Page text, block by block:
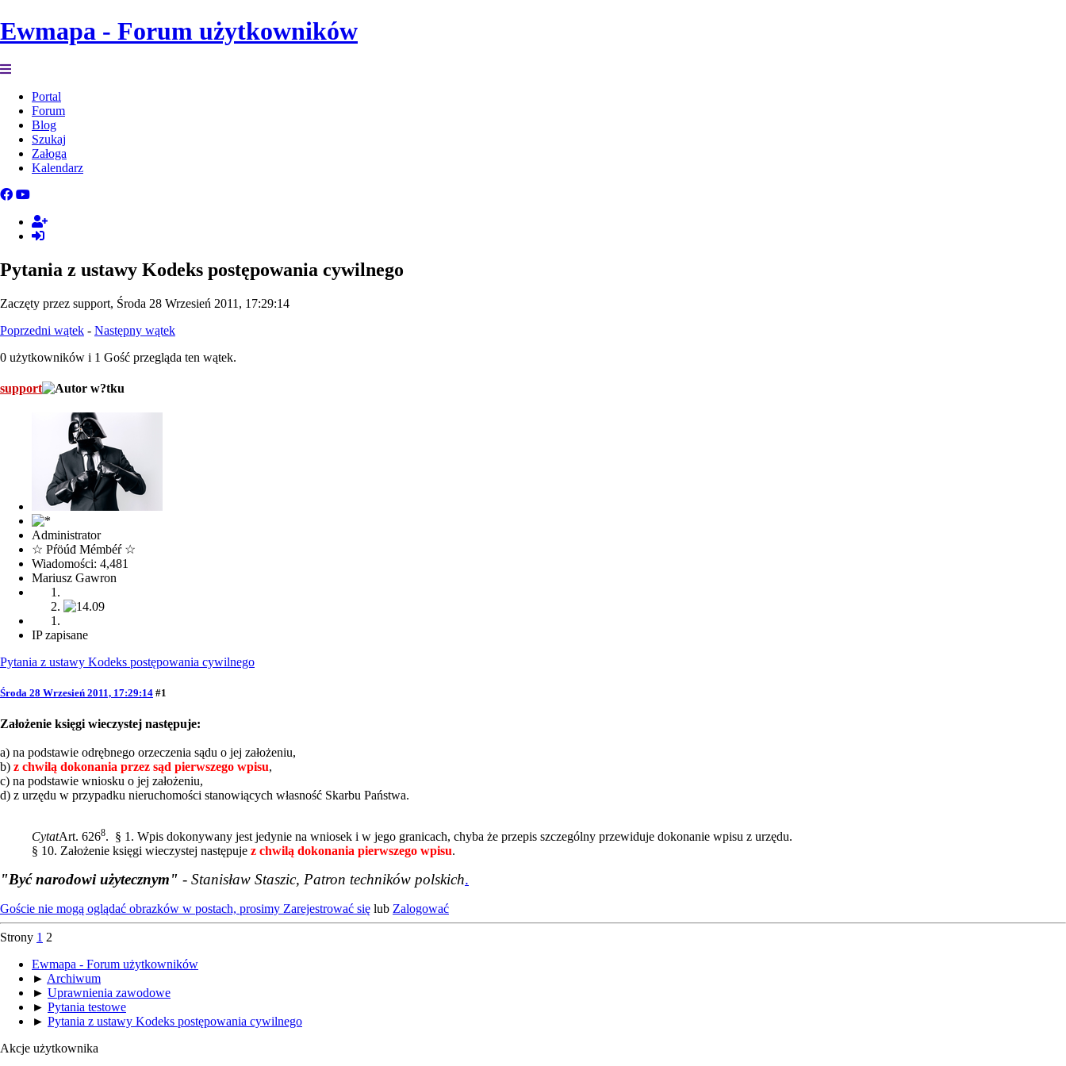
Ewmapa - Forum użytkowników
Portal
Forum
Blog
Szukaj
Załoga
Kalendarz
Pytania z ustawy Kodeks postępowania cywilnego
Zaczęty przez support, Środa 28 Wrzesień 2011, 17:29:14
Poprzedni wątek - Następny wątek
0 użytkowników i 1 Gość przegląda ten wątek.
support
Administrator
☆ Pŕöúđ Mémbéŕ ☆
Wiadomości: 4,481
Mariusz Gawron
IP zapisane
Pytania z ustawy Kodeks postępowania cywilnego
Środa 28 Wrzesień 2011, 17:29:14 #1
Założenie księgi wieczystej następuje:
a) na podstawie odrębnego orzeczenia sądu o jej założeniu,
b) z chwilą dokonania przez sąd pierwszego wpisu,
c) na podstawie wniosku o jej założeniu,
d) z urzędu w przypadku nieruchomości stanowiących własność Skarbu Państwa.
CytatArt. 6268. § 1. Wpis dokonywany jest jedynie na wniosek i w jego granicach, chyba że przepis szczególny przewiduje dokonanie wpisu z urzędu.
§ 10. Założenie księgi wieczystej następuje z chwilą dokonania pierwszego wpisu.
"Być narodowi użytecznym" - Stanisław Staszic, Patron techników polskich.
Goście nie mogą oglądać obrazków w postach, prosimy Zarejestrować się lub Zalogować
Strony 1 2
Ewmapa - Forum użytkowników
► Archiwum
► Uprawnienia zawodowe
► Pytania testowe
► Pytania z ustawy Kodeks postępowania cywilnego
Akcje użytkownika